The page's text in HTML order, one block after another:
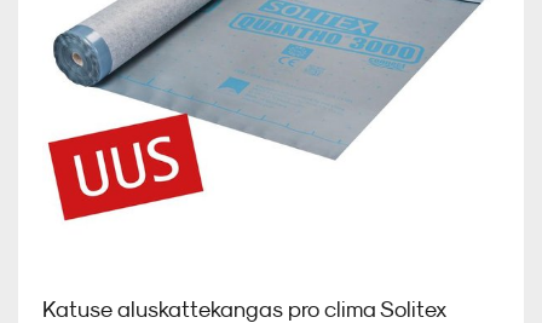
Katuse aluskattekangas pro clima Solitex